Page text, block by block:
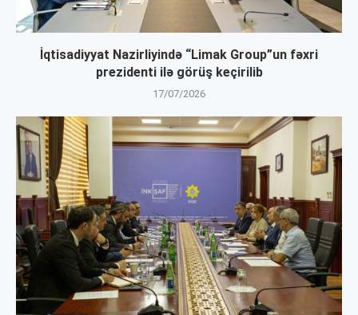
İqtisadiyyat Nazirliyində “Limak Group”un fəxri
prezidenti ilə görüş keçirilib
17/07/2026